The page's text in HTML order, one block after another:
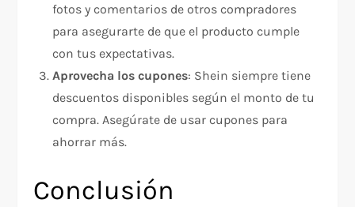
fotos y comentarios de otros compradores
para asegurarte de que el producto cumple
con tus expectativas.
Aprovecha los cupones: Shein siempre tiene
descuentos disponibles según el monto de tu
compra. Asegúrate de usar cupones para
ahorrar más.
Conclusión